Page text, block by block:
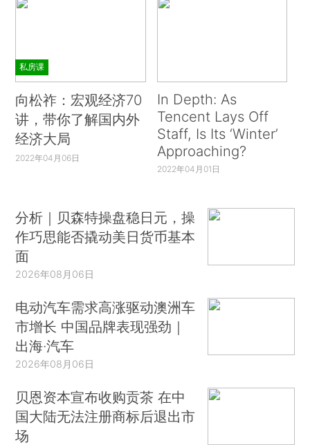
私房课
向松祚：宏观经济70
讲，带你了解国内外
经济大局
2022年04月06日
In Depth: As
Tencent Lays Off
Staff, Is Its ‘Winter’
Approaching?
2022年04月01日
分析｜贝森特操盘稳日元，操
作巧思能否撬动美日货币基本
面
2026年08月06日
电动汽车需求高涨驱动澳洲车
市增长 中国品牌表现强劲｜
出海·汽车
2026年08月06日
贝恩资本宣布收购贡茶 在中
国大陆无法注册商标后退出市
场